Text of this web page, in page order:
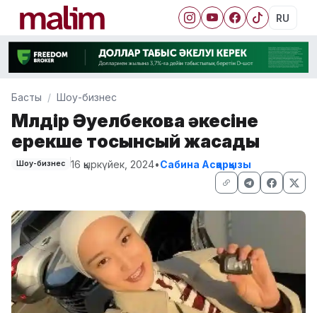
RU
Басты Шоу-бизнес
Мөлдір Әуелбекова әкесіне
ерекше тосынсый жасады
Шоу-бизнес 16 қыркүйек, 2024•Сабина Асқарқызы